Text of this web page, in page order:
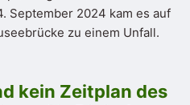
September 2024 kam es auf
zu einem Unfall.
kein Zeitplan des